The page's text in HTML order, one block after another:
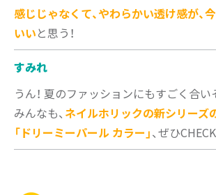
感じじゃなくて、やわらかい透け感が、
いいと思う！
すみれ
うん！ 夏のファッションにもすごく合い
みんなも、 ネイルホリックの新シリーズ
「ドリーミーパール カラー」、ぜひ